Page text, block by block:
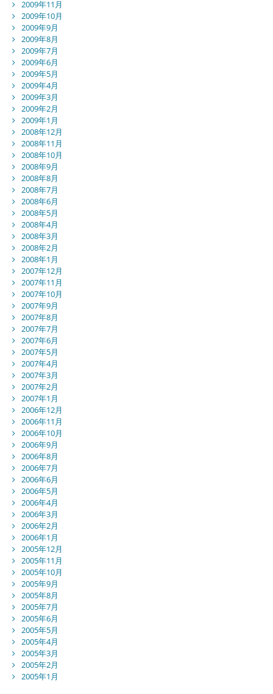
2009年11月
2009年10月
2009年9月
2009年8月
2009年7月
2009年6月
2009年5月
2009年4月
2009年3月
2009年2月
2009年1月
2008年12月
2008年11月
2008年10月
2008年9月
2008年8月
2008年7月
2008年6月
2008年5月
2008年4月
2008年3月
2008年2月
2008年1月
2007年12月
2007年11月
2007年10月
2007年9月
2007年8月
2007年7月
2007年6月
2007年5月
2007年4月
2007年3月
2007年2月
2007年1月
2006年12月
2006年11月
2006年10月
2006年9月
2006年8月
2006年7月
2006年6月
2006年5月
2006年4月
2006年3月
2006年2月
2006年1月
2005年12月
2005年11月
2005年10月
2005年9月
2005年8月
2005年7月
2005年6月
2005年5月
2005年4月
2005年3月
2005年2月
2005年1月